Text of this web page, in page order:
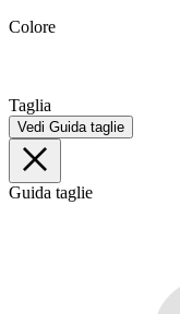
Colore
Taglia
Vedi Guida taglie
Guida taglie